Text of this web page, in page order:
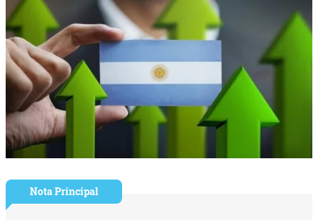
Nota Principal